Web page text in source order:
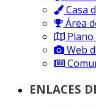
Casa
Área
Plano
Web
ENLACES